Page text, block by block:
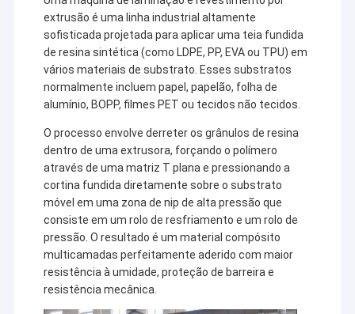
extrusão é uma linha industrial altamente
sofisticada projetada para aplicar uma teia fundida
de resina sintética (como LDPE, PP, EVA ou TPU) em
vários materiais de substrato. Esses substratos
normalmente incluem papel, papelão, folha de
alumínio, BOPP, filmes PET ou tecidos não tecidos.
O processo envolve derreter os grânulos de resina
dentro de uma extrusora, forçando o polímero
através de uma matriz T plana e pressionando a
cortina fundida diretamente sobre o substrato
móvel em uma zona de nip de alta pressão que
consiste em um rolo de resfriamento e um rolo de
pressão. O resultado é um material compósito
multicamadas perfeitamente aderido com maior
resistência à umidade, proteção de barreira e
resistência mecânica.